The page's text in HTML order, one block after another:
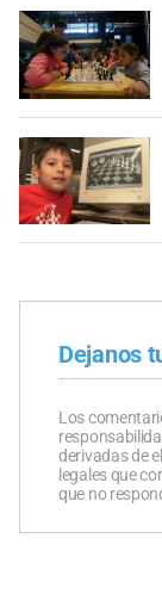
Dejanos
Los
derivadas de
legales que
que no